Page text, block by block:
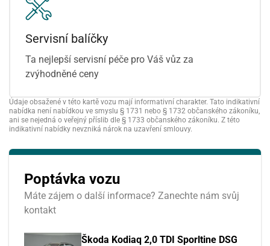
Servisní balíčky
Ta nejlepší servisní péče pro Váš vůz za
zvýhodněné ceny
Údaje obsažené v této kartě vozu mají informativní charakter. Tato indikativní
nabídka není nabídkou ve smyslu § 1731 nebo § 1732 občanského zákoníku,
ani se nejedná o veřejný příslib dle § 1733 občanského zákoníku. Z této
indikativní nabídky nevzniká nárok na uzavření smlouvy.
Poptávka vozu
Máte zájem o další informace? Zanechte nám svůj
kontakt
Škoda Kodiaq 2,0 TDI Sporltine DSG